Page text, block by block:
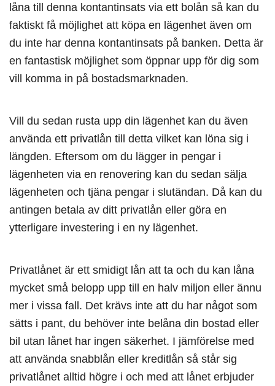
låna till denna kontantinsats via ett bolån så kan du
faktiskt få möjlighet att köpa en lägenhet även om
du inte har denna kontantinsats på banken. Detta är
en fantastisk möjlighet som öppnar upp för dig som
vill komma in på bostadsmarknaden.
Vill du sedan rusta upp din lägenhet kan du även
använda ett privatlån till detta vilket kan löna sig i
längden. Eftersom om du lägger in pengar i
lägenheten via en renovering kan du sedan sälja
lägenheten och tjäna pengar i slutändan. Då kan du
antingen betala av ditt privatlån eller göra en
ytterligare investering i en ny lägenhet.
Privatlånet är ett smidigt lån att ta och du kan låna
mycket små belopp upp till en halv miljon eller ännu
mer i vissa fall. Det krävs inte att du har något som
sätts i pant, du behöver inte belåna din bostad eller
bil utan lånet har ingen säkerhet. I jämförelse med
att använda snabblån eller kreditlån så står sig
privatlånet alltid högre i och med att lånet erbjuder